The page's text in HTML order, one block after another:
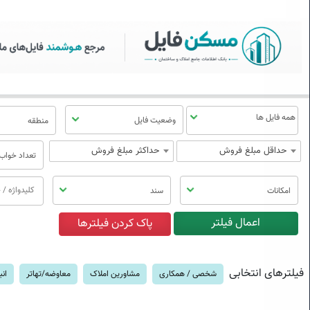
مسکن فایل | خرید، فروش،
منوی
مسکن
وضعیت فایل منطقه
حداقل مبلغ فروش حداکثر مبلغ فروش تعداد
امکانات سند
فیلترهای انتخابی شخصی / همکاری مشاورین املاک معاوضه/تهاتر